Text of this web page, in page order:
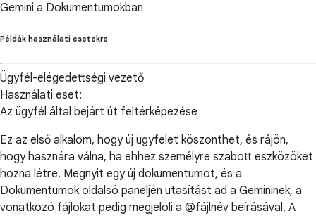
Gemini a Dokumentumokban
Példák használati esetekre
Ügyfél-elégedettségi vezető
Használati eset:
Az ügyfél által bejárt út feltérképezése
Ez az első alkalom, hogy új ügyfelet köszönthet, és rájön,
hogy hasznára válna, ha ehhez személyre szabott eszközöket
hozna létre. Megnyit egy új dokumentumot, és a
Dokumentumok oldalsó paneljén utasítást ad a Gemininek, a
vonatkozó fájlokat pedig megjelöli a @fájlnév beírásával. A